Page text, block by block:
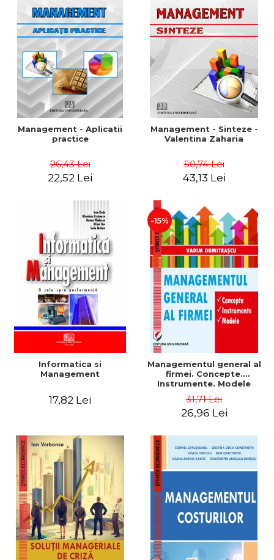
Management - Aplicatii
practice
26,43 Lei
22,52 Lei
Management - Sinteze -
Valentina Zaharia
50,74 Lei
43,13 Lei
Informatica si
Management
17,82 Lei
-15%
Managementul general al
firmei. Concepte.
Instrumente. Modele
31,71 Lei
26,96 Lei